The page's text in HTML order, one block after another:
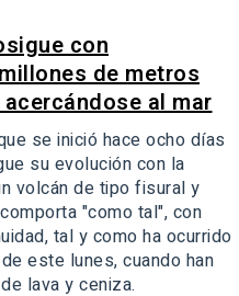
con
de metros
al mar
se inició hace ocho días
su evolución con la
volcán de tipo fisural y
"como tal", con
tal y como ha ocurrido
este lunes, cuando han
lava y ceniza.